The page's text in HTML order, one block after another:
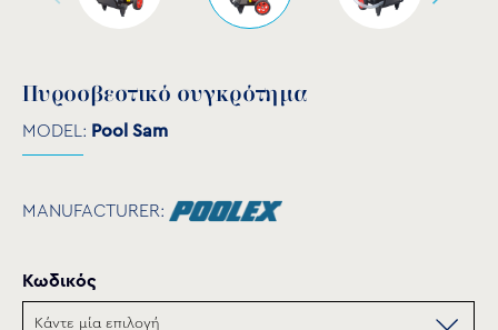
Πυροσβεστικό συγκρότημα
MODEL: Pool Sam
MANUFACTURER:
Κωδικός